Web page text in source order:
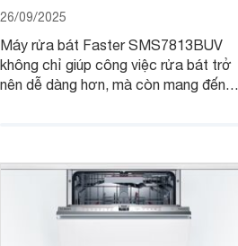
26/09/2025
Máy rửa bát Faster SMS7813BUV
không chỉ giúp công việc rửa bát trở
nên dễ dàng hơn, mà còn mang đến
sản phẩm này mang lại nhé.